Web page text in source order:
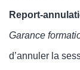
Report-
Garance
d’annuler la